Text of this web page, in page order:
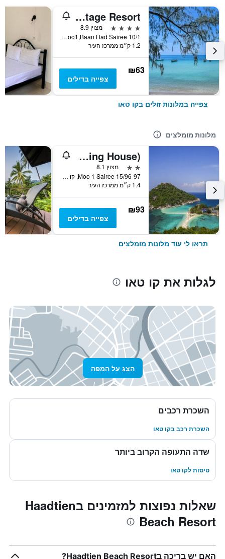
Sairee Cottage Resort
4 כוכבים
מצוין 8.9
10/1 Moo1,Baan Had Sairee, קו טאו, תאילנד
1.2 ק״מ ממרכז העיר
₪63
צפייה בדילים
צפייה במלונות זולים בקו טאו
מלונות מומלצים
Good Dream Hotel (Khun Ying House)
2 כוכבים
מצוין 8.1
15/96-97 Moo 1 Sairee, קו טאו, תאילנד
1.4 ק״מ ממרכז העיר
₪93
צפייה בדילים
תראו לי עוד מלונות מומלצים
לגלות את קו טאו
הצג על המפה
השכרת רכבים
השכרת רכב בקו טאו
שדה התעופה הקרוב ביותר
טיסות לקו טאו
שאלות נפוצות למזמינים בHaadtien
Beach Resort
האם יש בריכה בHaadtien Beach Resort?